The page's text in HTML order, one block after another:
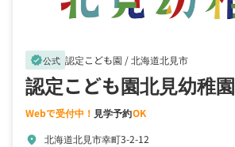
verified公式 認定こども園 /北海道北見市
認定こども園北見幼稚園
Webで受付中！ 見学予約OK
location_on 北海道北見市幸町3-2-12